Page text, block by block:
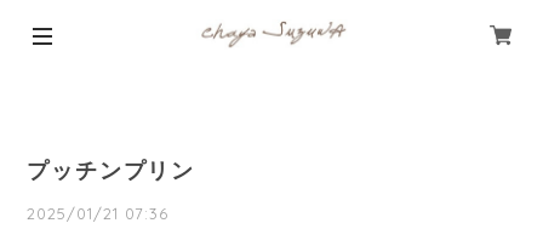
プッチンプリン
2025/01/21 07:36